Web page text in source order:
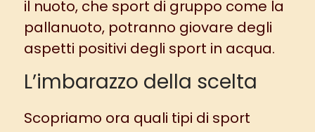
il nuoto, che sport di gruppo come la
pallanuoto, potranno giovare degli
aspetti positivi degli sport in acqua.
L’imbarazzo della scelta
Scopriamo ora quali tipi di sport